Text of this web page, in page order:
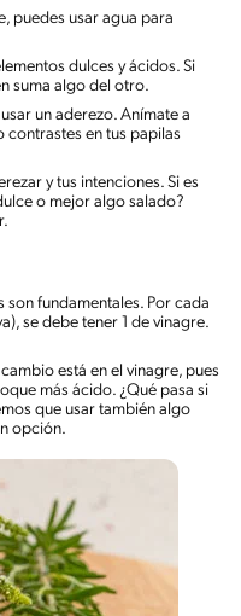
puedes usar agua para
dulces y ácidos. Si
suma algo del otro.
un aderezo. Anímate a
contrastes en tus papilas
y tus intenciones. Si es
o mejor algo salado?
son fundamentales. Por cada
se debe tener 1 de vinagre.
está en el vinagre, pues
más ácido. ¿Qué pasa si
que usar también algo
opción.